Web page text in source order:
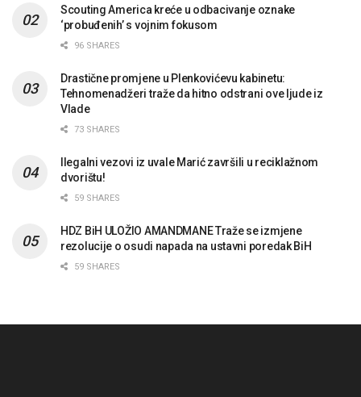
Scouting America kreće u odbacivanje oznake
‘probuđenih’ s vojnim fokusom
96 SHARES
Drastične promjene u Plenkovićevu kabinetu:
Tehnomenadžeri traže da hitno odstrani ove ljude iz
Vlade
73 SHARES
Ilegalni vezovi iz uvale Marić završili u reciklažnom
dvorištu!
59 SHARES
HDZ BiH ULOŽIO AMANDMANE Traže se izmjene
rezolucije o osudi napada na ustavni poredak BiH
59 SHARES